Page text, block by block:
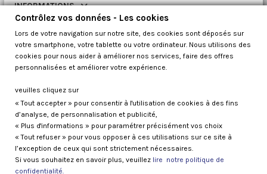
INFORMATIONS
NOTRE CATALOGUE
QUI SOMMES NOUS
Contrôlez vos données
Contrôlez vos données - Les cookies
Lors de votre navigation sur notre site, des cookies sont déposés sur
votre smartphone, votre tablette ou votre ordinateur. Nous utilisons des
cookies pour nous aider à améliorer nos services, faire des offres
personnalisées et améliorer votre expérience.
veuilles cliquez sur
« Tout accepter » pour consentir à l'utilisation de cookies à des fins
d’analyse, de personnalisation et publicité,
« Plus d'informations » pour paramétrer précisément vos choix
« Tout refuser » pour vous opposer à ces utilisations sur ce site à
l’exception de ceux qui sont strictement nécessaires.
Si vous souhaitez en savoir plus, veuillez lire notre politique de
confidentialité.